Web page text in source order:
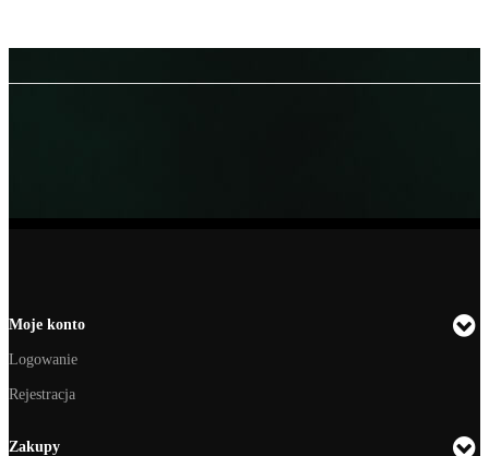
Moje konto
Logowanie
Rejestracja
Zakupy